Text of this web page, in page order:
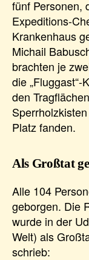
fünf Personen,
Expeditions-
Krankenhaus
Michail
brachten je
die
den
Platz fanden.
Als Großtat
Alle 104
geborgen. Die
wurde in der
Welt) als
schrieb: